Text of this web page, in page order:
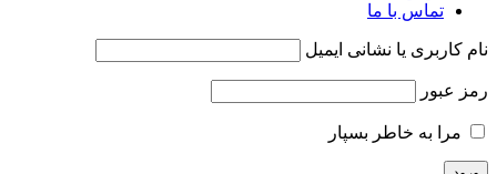
تماس با ما
نام کاربری یا نشانی ایمیل
رمز عبور
مرا به خاطر بسپار